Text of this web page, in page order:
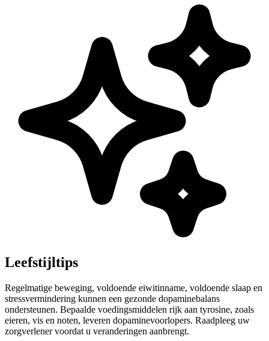
Leefstijltips
Regelmatige beweging, voldoende eiwitinname, voldoende slaap en
stressvermindering kunnen een gezonde dopaminebalans
ondersteunen. Bepaalde voedingsmiddelen rijk aan tyrosine, zoals
eieren, vis en noten, leveren dopaminevoorlopers. Raadpleeg uw
zorgverlener voordat u veranderingen aanbrengt.